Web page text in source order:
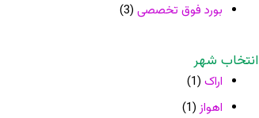
بورد فوق تخصصی (3)
انتخاب شهر
اراک (1)
اهواز (1)